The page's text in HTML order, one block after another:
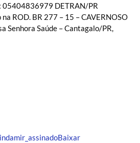
DETRAN/PR
ROD. BR 277 – 15 – CAVERNOSO
Senhora Saúde – Cantagalo/PR,
Baixar